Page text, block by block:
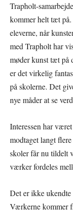
Trapholt-
kommer helt tæt
eleverne, når
med Trapholt har
møder kunst tæt på
er det virkelig
på skolerne. Det
nye måder at se
Interessen har
modtaget langt
skoler får nu tildelt
værker fordeles
Det er ikke
Værkerne kommer